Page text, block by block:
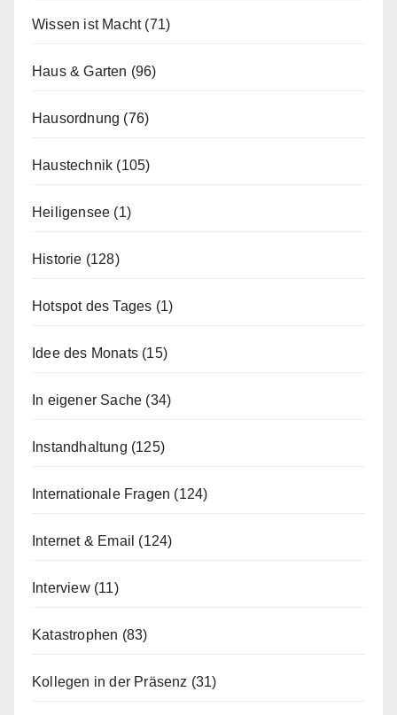
Wissen ist Macht(71)
Haus & Garten (96)
Hausordnung (76)
Haustechnik (105)
Heiligensee (1)
Historie (128)
Hotspot des Tages (1)
Idee des Monats (15)
In eigener Sache (34)
Instandhaltung (125)
Internationale Fragen (124)
Internet & Email (124)
Interview(11)
Katastrophen (83)
Kollegen in der Präsenz (31)